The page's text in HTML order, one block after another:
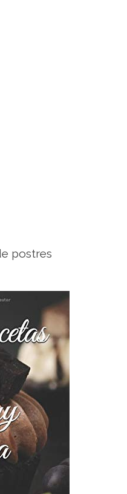
postres